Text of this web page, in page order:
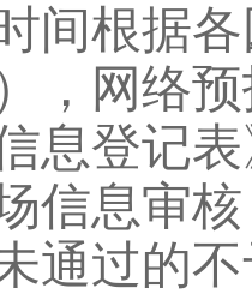
间根据
，网络
息登记
信息审
通过的